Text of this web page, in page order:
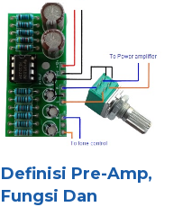
Definisi Pre-Amp,
Fungsi Dan